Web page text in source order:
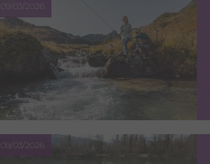
09/03/2026
09/03/2026